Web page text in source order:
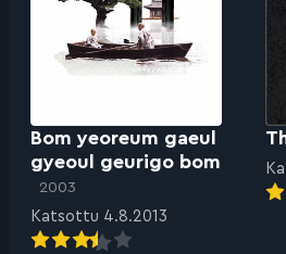
Bom yeoreum gaeul
gyeoul geurigo bom
2003
Katsottu 4.8.2013